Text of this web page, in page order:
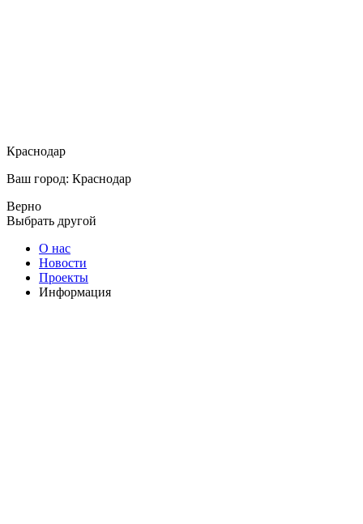
Краснодар
Ваш город: Краснодар
Верно
Выбрать другой
О нас
Новости
Проекты
Информация